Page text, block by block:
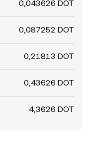
0,043626 DOT
0,087252 DOT
0,21813 DOT
0,43626 DOT
4,3626 DOT